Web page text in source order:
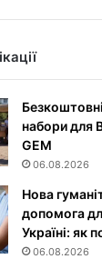
набори для
GEM
06.08.2026
Нова
допомога
Україні: як
06.08.2026